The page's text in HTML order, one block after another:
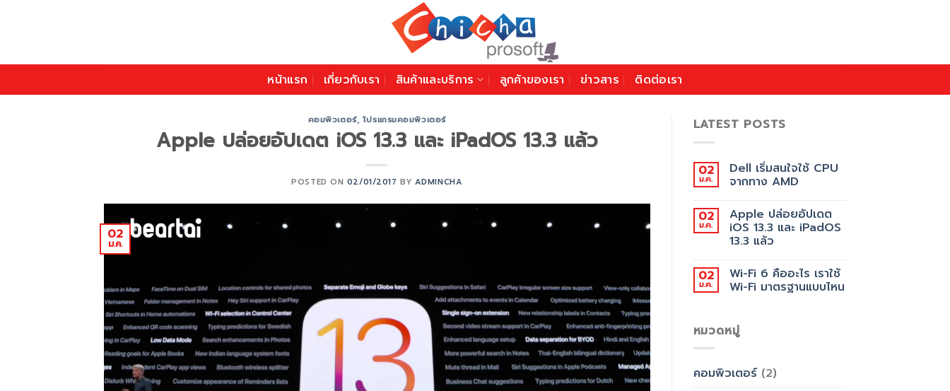
หน้าแรก เกี่ยวกับเรา สินค้าและบริการ ลูกค้าของเรา ข่าวสาร ติดต่อเรา
คอมพิวเตอร์, โปรแกรมคอมพิวเตอร์
Apple ปล่อยอัปเดต iOS 13.3 และ iPadOS 13.3 แล้ว
POSTED ON 02/01/2017 BY ADMINCHA
02
ม.ค.
LATEST POSTS
02
ม.ค.
Dell เริ่มสนใจใช้ CPU
จากทาง AMD
02
ม.ค.
Apple ปล่อยอัปเดต
iOS 13.3 และ iPadOS
13.3 แล้ว
02
ม.ค.
Wi-Fi 6 คืออะไร เราใช้
Wi-Fi มาตรฐานแบบไหน
หมวดหมู่
คอมพิวเตอร์(2)